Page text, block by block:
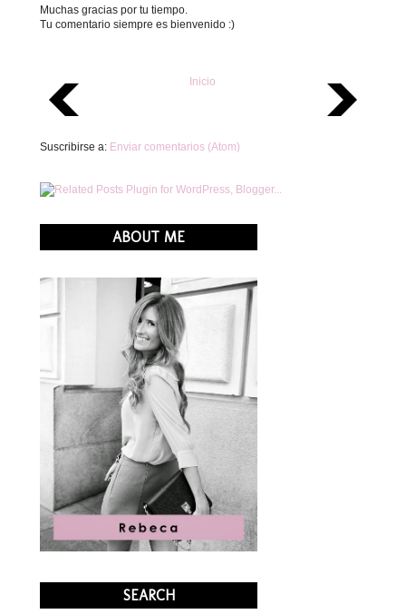
Muchas gracias por tu tiempo.
Tu comentario siempre es bienvenido :)
Inicio
Suscribirse a: Enviar comentarios (Atom)
ABOUT ME
SEARCH